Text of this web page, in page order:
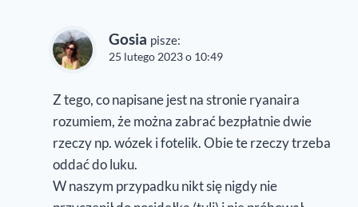
Gosia pisze:
25 lutego 2023 o 10:49
Z tego, co napisane jest na stronie ryanaira
rozumiem, że można zabrać bezpłatnie dwie
rzeczy np. wózek i fotelik. Obie te rzeczy trzeba
oddać do luku.
W naszym przypadku nikt się nigdy nie